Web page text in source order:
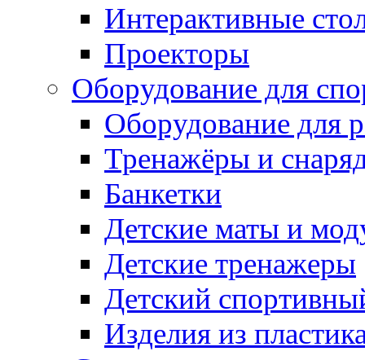
Интерактивные
Проекторы
Оборудование для
Оборудование для
Тренажёры и
Банкетки
Детские маты и
Детские тренажеры
Детский
Изделия из